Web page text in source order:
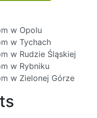
w Opolu
w Tychach
w Rudzie Śląskiej
w Rybniku
w Zielonej Górze